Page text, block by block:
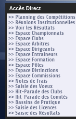
Accès Direct
>> Planning des Compétitions
>> Réunions Institutionnelles
>> Voir les Résultats
>> Espace Championnats
>> Espace Clubs
>> Espace Arbitres
>> Espace Dirigeants
>> Espace Entraîneurs
>> Espace Formation
>> Espace Pôles
>> Espace Distinctions
>> Espace Commissions
>> Notes de Frais
>> Saisie des Voeux
>> Hit-Parade des Clubs
>> Hit-Parade des Comités
>> Bassins de Pratique
>> Saisie des Licences
>> Saisie des Résultats